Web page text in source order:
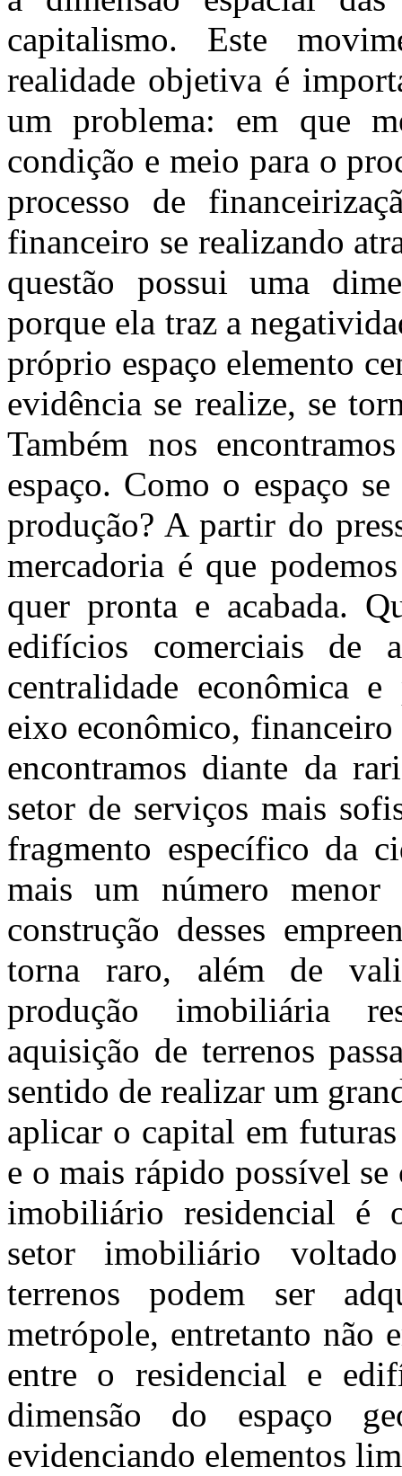
capitalismo. Este
realidade objetiva é
um problema: em que
condição e meio para o
processo de
financeiro se realizando
questão possui uma
porque ela traz a
próprio espaço elemento
evidência se realize, se
Também nos
espaço. Como o espaço
produção? A partir do
mercadoria é que
quer pronta e acabada.
edifícios comerciais de
centralidade econômica
eixo econômico, financeiro
encontramos diante da
setor de serviços mais
fragmento específico da
mais um número menor
construção desses
torna raro, além de
produção imobiliária
aquisição de terrenos
sentido de realizar um
aplicar o capital em
e o mais rápido possível
imobiliário residencial é
setor imobiliário
terrenos podem ser
metrópole, entretanto não
entre o residencial e
dimensão do espaço
evidenciando elementos